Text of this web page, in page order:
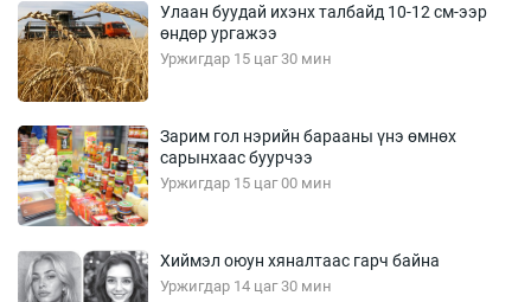
Улаан буудай ихэнх талбайд 10-12 см-ээр
өндөр ургажээ
Уржигдар 15 цаг 30 мин
Зарим гол нэрийн барааны үнэ өмнөх
сарынхаас буурчээ
Уржигдар 15 цаг 00 мин
Хиймэл оюун хяналтаас гарч байна
Уржигдар 14 цаг 30 мин